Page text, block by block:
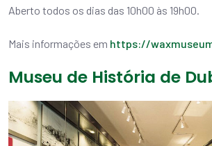
Aberto todos os dias das 10h00 às 19h00.
Mais informações em https://
Museu de História de